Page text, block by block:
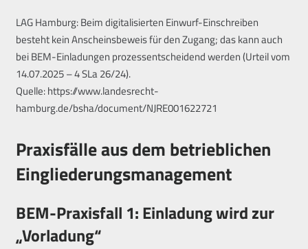
LAG Hamburg: Beim digitalisierten Einwurf-Einschreiben
besteht kein Anscheinsbeweis für den Zugang; das kann auch
bei BEM-Einladungen prozessentscheidend werden (Urteil vom
14.07.2025 – 4 SLa 26/24).
Quelle: https://www.landesrecht-
hamburg.de/bsha/document/NJRE001622721
Praxisfälle aus dem betrieblichen
Eingliederungsmanagement
BEM-Praxisfall 1: Einladung wird zur
„Vorladung“